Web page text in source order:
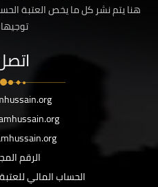
هنا يتم نشر كل ما يخص العتبة
الرقم
الحساب المالي